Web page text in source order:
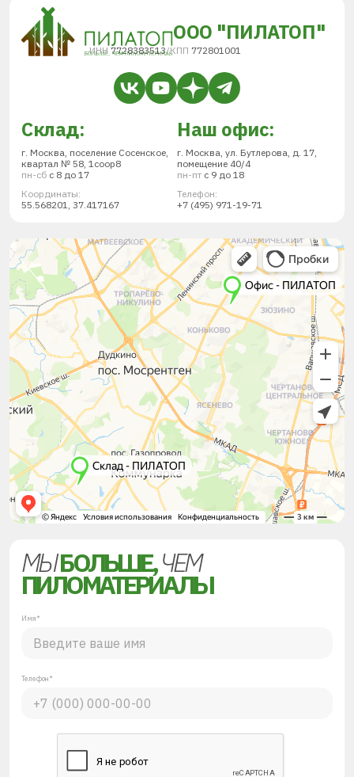
ООО "ПИЛАТОП"
ИНН 7728383513/КПП 772801001
Склад:
г. Москва, поселение Сосенское,
квартал № 58, 1соор8
пн-сб с 8 до 17
Координаты:
55.568201, 37.417167
Наш офис:
г. Москва, ул. Бутлерова, д. 17,
помещение 40/4
пн-пт с 9 до 18
Телефон:
+7 (495) 971-19-71
МЫБОЛЬШЕ,ЧЕМ
ПИЛОМАТЕРИАЛЫ
Имя*
Телефон*